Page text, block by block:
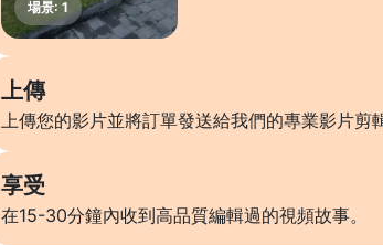
上傳
上傳您的影片並將訂單發送給我們的專業影片剪
享受
在15-30分鐘內收到高品質編輯過的視頻故事。